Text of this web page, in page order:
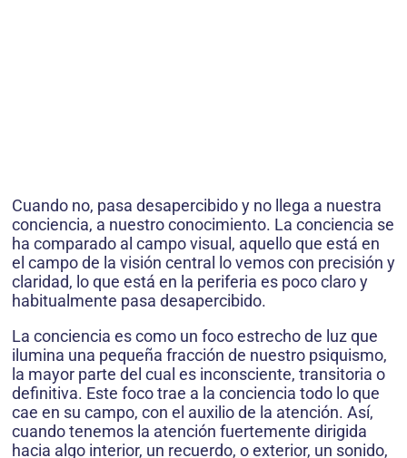
Cuando no, pasa desapercibido y no llega a nuestra
conciencia, a nuestro conocimiento. La conciencia se
ha comparado al campo visual, aquello que está en
el campo de la visión central lo vemos con precisión y
claridad, lo que está en la periferia es poco claro y
habitualmente pasa desapercibido.
La conciencia es como un foco estrecho de luz que
ilumina una pequeña fracción de nuestro psiquismo,
la mayor parte del cual es inconsciente, transitoria o
definitiva. Este foco trae a la conciencia todo lo que
cae en su campo, con el auxilio de la atención. Así,
cuando tenemos la atención fuertemente dirigida
hacia algo interior, un recuerdo, o exterior, un sonido,